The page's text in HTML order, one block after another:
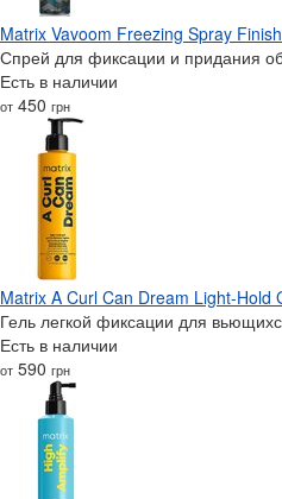
Matrix Vavoom Freezing Spray
Спрей для фиксации и придания
Есть в наличии
от 450 грн
Matrix A Curl Can Dream Light-Hold
Гель легкой фиксации для
Есть в наличии
от 590 грн